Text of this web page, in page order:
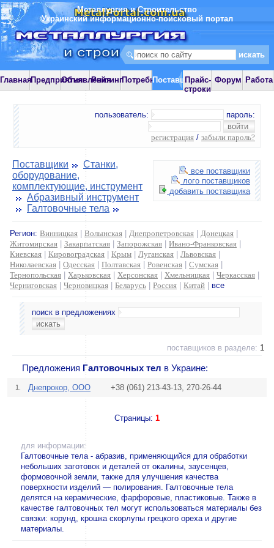
Металлургия и Строительство
Украинский информационно-поисковый портал
ГлавнаяПредприятияОбъявления
РейтингПотребностиПоставщики
Прайс-
строки
Форум Работа
пользователь: пароль:
регистрация / забыли пароль?
все поставщики
лого поставщиков
добавить поставщика
Поставщики
Станки,
оборудование,
комплектующие, инструмент
Абразивный инструмент
Галтовочные тела
Регион: Винницкая Волынская Днепропетровская Донецкая
Житомирская
Закарпатская Запорожская Ивано-Франковская
Киевская
Кировоградская Крым Луганская Львовская
Николаевская
Одесская Полтавская Ровенская Сумская
Тернопольская
Харьковская Херсонская Хмельницкая Черкасская
Черниговская
Черновицкая Беларусь Россия Китай все
поиск в предложениях
поставщиков в разделе: 1
Предложения Галтовочных тел в Украине:
1. Днепрокор, ООО +38 (061) 213-43-13, 270-26-44
Страницы: 1
для информации:
Галтовочные тела - абразив, применяющийся для обработки
небольших заготовок и деталей от окалины, заусенцев,
формовочной земли, также для улучшения качества
поверхности изделий — полирования. Галтовочные тела
делятся на керамические, фарфоровые, пластиковые. Также в
качестве галтовочных тел могут использоваться материалы без
связки: корунд, крошка скорлупы грецкого ореха и другие
материалы.